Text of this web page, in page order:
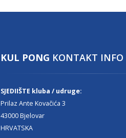
KUL PONG KONTAKT INFO
SJEDIIŠTE kluba / udruge:
Prilaz Ante Kovačića 3
43000 Bjelovar
HRVATSKA